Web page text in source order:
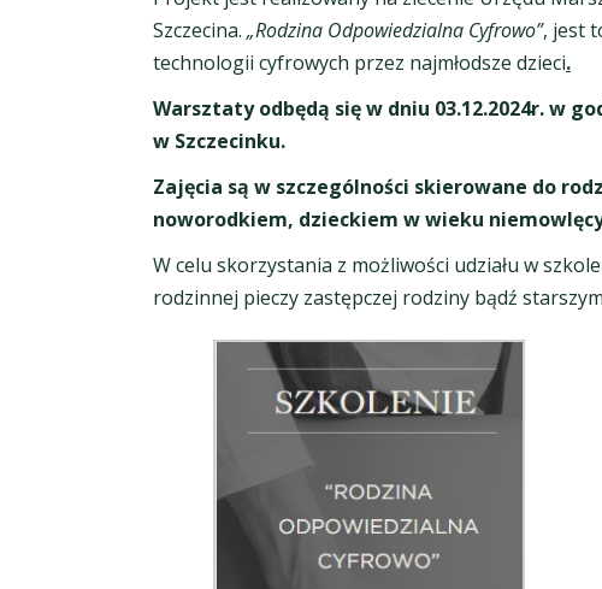
Szczecina.„Rodzina Odpowiedzialna Cyfrowo”, jest
technologii cyfrowych przez najmłodsze dzieci.
Warsztaty odbędą się w dniu 03.12.2024r. w
w Szczecinku.
Zajęcia są w szczególności skierowane do
noworodkiem, dzieckiem w wieku
W celu skorzystania z możliwości udziału w
rodzinnej pieczy zastępczej rodziny bądź